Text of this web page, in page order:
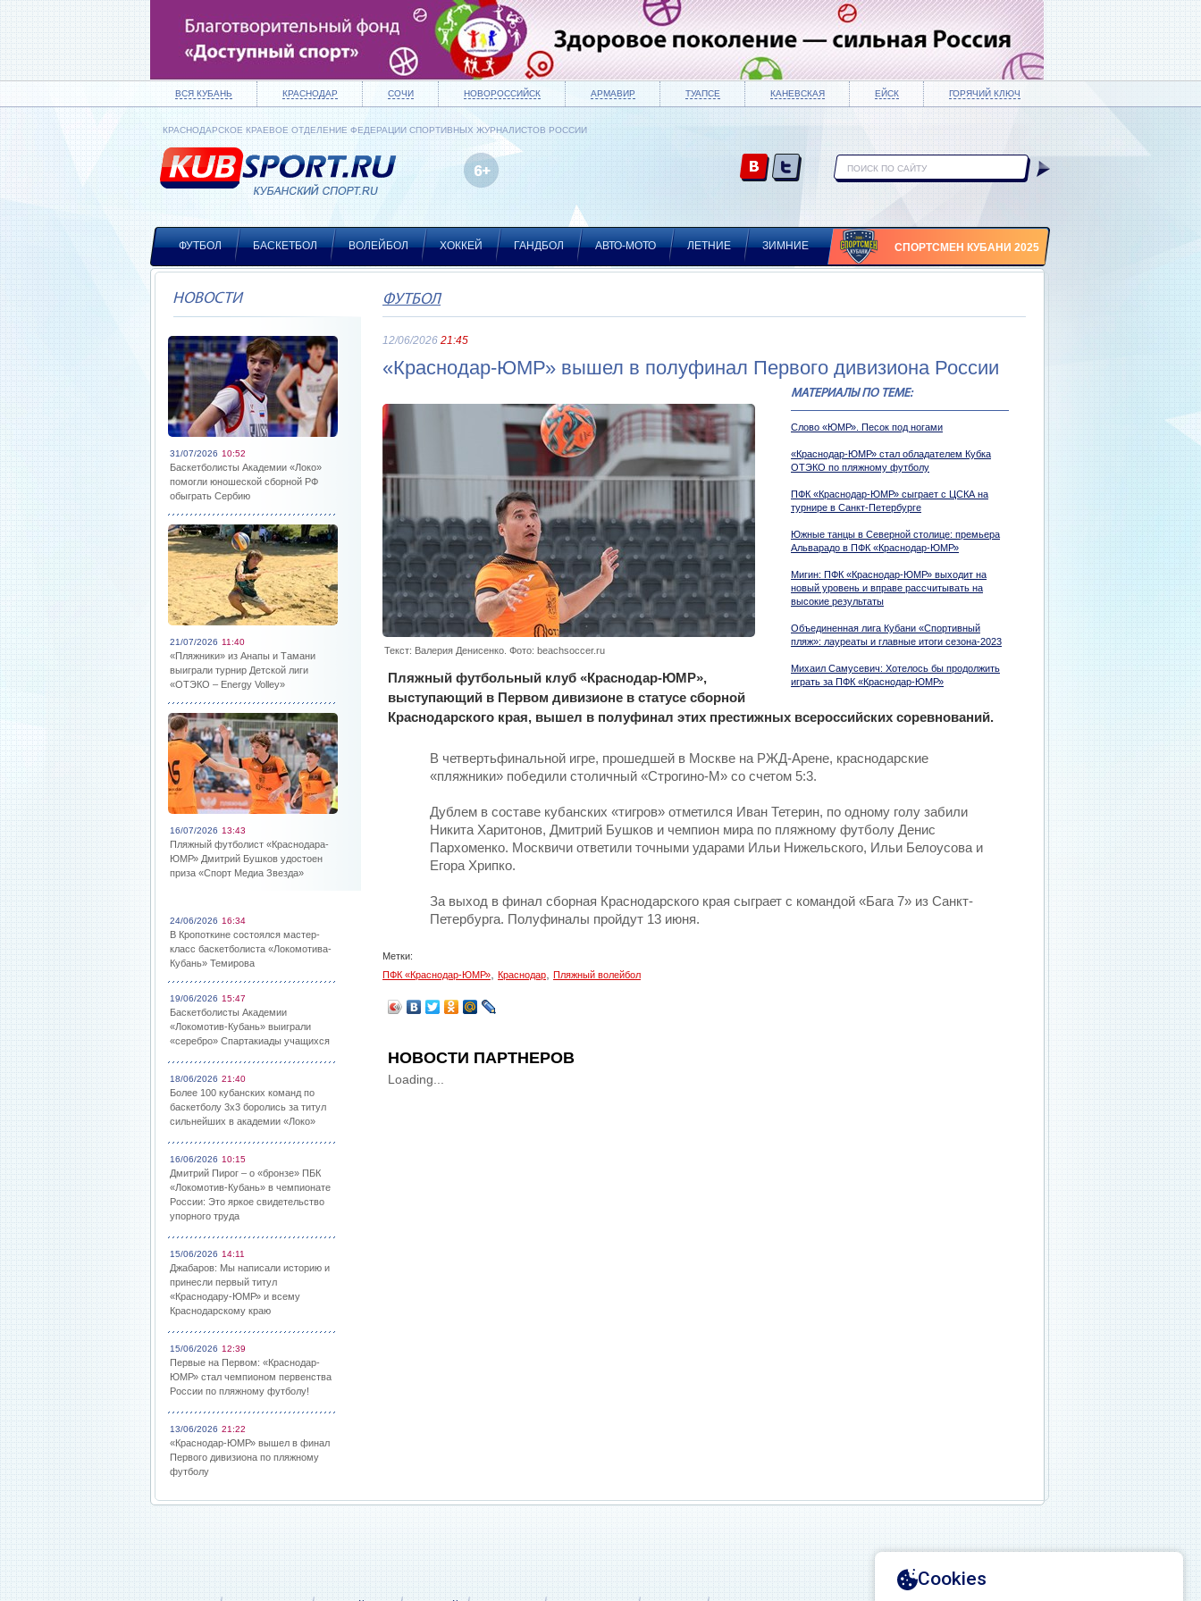
ВСЯ КУБАНЬ КРАСНОДАР СОЧИ НОВОРОССИЙСК АРМАВИР ТУАПСЕ КАНЕВСКАЯ ЕЙСК ГОРЯЧИЙ КЛЮЧ
КРАСНОДАРСКОЕ КРАЕВОЕ ОТДЕЛЕНИЕ ФЕДЕРАЦИИ СПОРТИВНЫХ ЖУРНАЛИСТОВ РОССИИ
ФУТБОЛ БАСКЕТБОЛ ВОЛЕЙБОЛ ХОККЕЙ ГАНДБОЛ АВТО-МОТО ЛЕТНИЕ ЗИМНИЕ СПОРТСМЕН КУБАНИ 2025
НОВОСТИ
31/07/2026 10:52
Баскетболисты Академии «Локо»
помогли юношеской сборной РФ
обыграть Сербию
21/07/2026 11:40
«Пляжники» из Анапы и Тамани
выиграли турнир Детской лиги
«ОТЭКО – Energy Volley»
16/07/2026 13:43
Пляжный футболист «Краснодара-
ЮМР» Дмитрий Бушков удостоен
приза «Спорт Медиа Звезда»
24/06/2026 16:34
В Кропоткине состоялся мастер-
класс баскетболиста «Локомотива-
Кубань» Темирова
19/06/2026 15:47
Баскетболисты Академии
«Локомотив-Кубань» выиграли
«серебро» Спартакиады учащихся
18/06/2026 21:40
Более 100 кубанских команд по
баскетболу 3х3 боролись за титул
сильнейших в академии «Локо»
16/06/2026 10:15
Дмитрий Пирог – о «бронзе» ПБК
«Локомотив-Кубань» в чемпионате
России: Это яркое свидетельство
упорного труда
15/06/2026 14:11
Джабаров: Мы написали историю и
принесли первый титул
«Краснодару-ЮМР» и всему
Краснодарскому краю
15/06/2026 12:39
Первые на Первом: «Краснодар-
ЮМР» стал чемпионом первенства
России по пляжному футболу!
13/06/2026 21:22
«Краснодар-ЮМР» вышел в финал
Первого дивизиона по пляжному
футболу
ФУТБОЛ
12/06/2026 21:45
«Краснодар-ЮМР» вышел в полуфинал Первого дивизиона России
МАТЕРИАЛЫ ПО ТЕМЕ:
Слово «ЮМР». Песок под ногами
«Краснодар-ЮМР» стал обладателем Кубка
ОТЭКО по пляжному футболу
ПФК «Краснодар-ЮМР» сыграет с ЦСКА на
турнире в Санкт-Петербурге
Южные танцы в Северной столице: премьера
Альварадо в ПФК «Краснодар-ЮМР»
Мигин: ПФК «Краснодар-ЮМР» выходит на
новый уровень и вправе рассчитывать на
высокие результаты
Объединенная лига Кубани «Спортивный
пляж»: лауреаты и главные итоги сезона-2023
Михаил Самусевич: Хотелось бы продолжить
играть за ПФК «Краснодар-ЮМР»
Текст: Валерия Денисенко. Фото: beachsoccer.ru
Пляжный футбольный клуб «Краснодар-ЮМР»,
выступающий в Первом дивизионе в статусе сборной
Краснодарского края, вышел в полуфинал этих престижных всероссийских соревнований.
В четвертьфинальной игре, прошедшей в Москве на РЖД-Арене, краснодарские
«пляжники» победили столичный «Строгино‐М» со счетом 5:3.
Дублем в составе кубанских «тигров» отметился Иван Тетерин, по одному голу забили
Никита Харитонов, Дмитрий Бушков и чемпион мира по пляжному футболу Денис
Пархоменко. Москвичи ответили точными ударами Ильи Нижельского, Ильи Белоусова и
Егора Хрипко.
За выход в финал сборная Краснодарского края сыграет с командой «Бага 7» из Санкт-
Петербурга. Полуфиналы пройдут 13 июня.
Метки:
ПФК «Краснодар-ЮМР»
Краснодар Пляжный волейбол
НОВОСТИ ПАРТНЕРОВ
Loading...